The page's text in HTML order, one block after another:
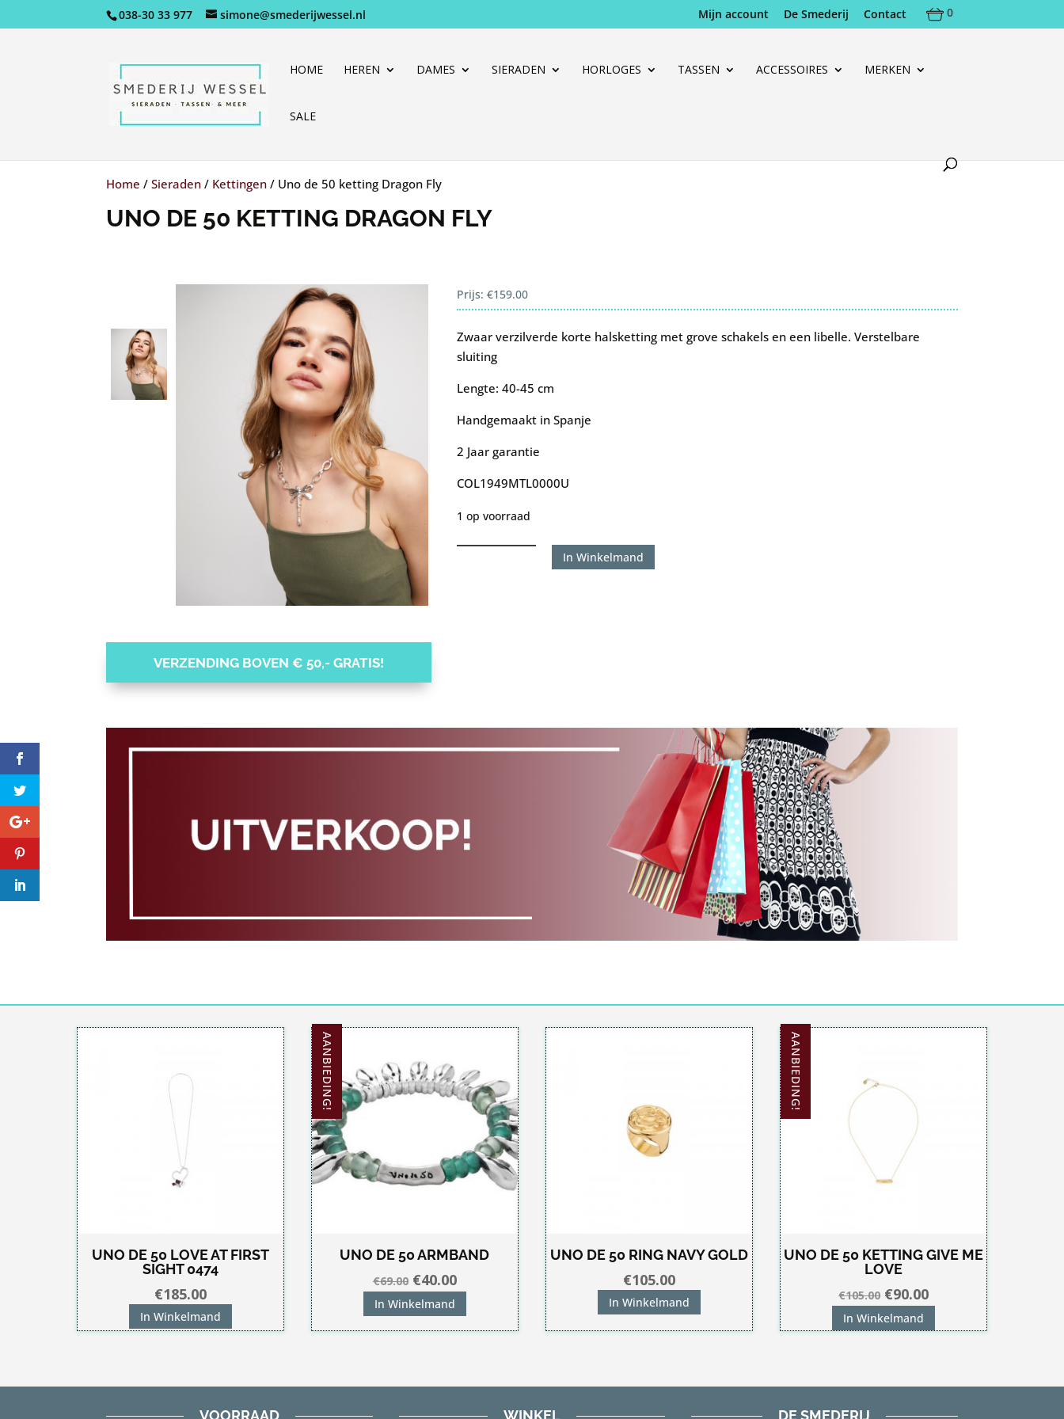
038-30 33 977 simone@smederijwessel.nl Mijn account De Smederij Contact 0
HOME HEREN DAMES SIERADEN HORLOGES TASSEN ACCESSOIRES MERKEN
SALE
Producten
Home /Sieraden / Kettingen / Uno de 50 ketting Dragon Fly
UNO DE 50 KETTING DRAGON FLY
VERZENDING BOVEN € 50,- GRATIS!
Prijs:€159.00
Zwaar verzilverde korte halsketting met grove schakels en een libelle. Verstelbare
sluiting
Lengte: 40-45 cm
Handgemaakt in Spanje
2 Jaar garantie
COL1949MTL0000U
1 op voorraad
In Winkelmand
UNO DE 50 LOVE AT FIRST
SIGHT 0474
€185.00
In Winkelmand
AANBIEDING!
UNO DE 50 ARMBAND
€69.00 Oorspronkelijke
prijs
was:
€40.00Huidige
is:
In Winkelmand
UNO DE 50 RING NAVY GOLD
€105.00
In Winkelmand
AANBIEDING!
UNO DE 50 KETTING GIVE ME
LOVE
€105.00 Oorspronkelijke
prijs
was:
€90.00Huidige
is:
In Winkelmand
VOORRAAD WINKEL DE SMEDERIJ